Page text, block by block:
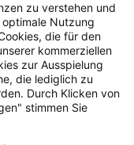
LinkedIn
zu verstehen und
Nutzung
die für den
kommerziellen
zur Ausspielung
die lediglich zu
Durch Klicken von
stimmen Sie